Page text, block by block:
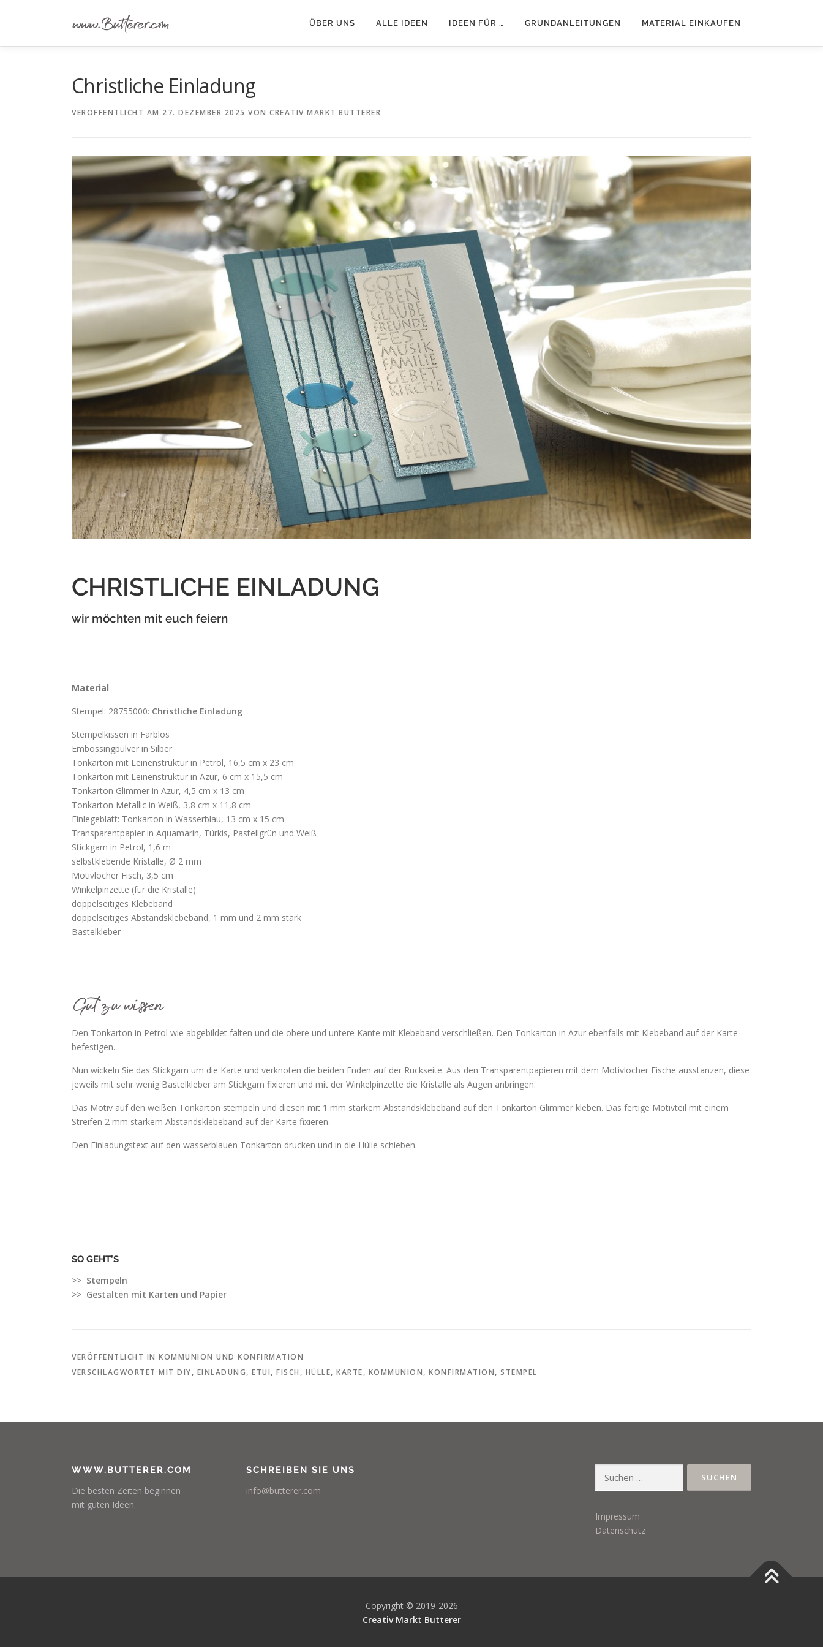
ÜBER UNS ALLE IDEEN IDEEN FÜR … GRUNDANLEITUNGEN MATERIAL EINKAUFEN
Christliche Einladung
VERÖFFENTLICHT AM 27. DEZEMBER 2025 VON CREATIV MARKT BUTTERER
CHRISTLICHE EINLADUNG
wir möchten mit euch feiern
Material
Stempel: 28755000: Christliche Einladung
Stempelkissen in Farblos
Embossingpulver in Silber
Tonkarton mit Leinenstruktur in Petrol, 16,5 cm x 23 cm
Tonkarton mit Leinenstruktur in Azur, 6 cm x 15,5 cm
Tonkarton Glimmer in Azur, 4,5 cm x 13 cm
Tonkarton Metallic in Weiß, 3,8 cm x 11,8 cm
Einlegeblatt: Tonkarton in Wasserblau, 13 cm x 15 cm
Transparentpapier in Aquamarin, Türkis, Pastellgrün und Weiß
Stickgarn in Petrol, 1,6 m
selbstklebende Kristalle, Ø 2 mm
Motivlocher Fisch, 3,5 cm
Winkelpinzette (für die Kristalle)
doppelseitiges Klebeband
doppelseitiges Abstandsklebeband, 1 mm und 2 mm stark
Bastelkleber
Den Tonkarton in Petrol wie abgebildet falten und die obere und untere Kante mit Klebeband verschließen. Den Tonkarton in Azur ebenfalls mit Klebeband auf der Karte
befestigen.
Nun wickeln Sie das Stickgarn um die Karte und verknoten die beiden Enden auf der Rückseite. Aus den Transparentpapieren mit dem Motivlocher Fische ausstanzen, diese
jeweils mit sehr wenig Bastelkleber am Stickgarn fixieren und mit der Winkelpinzette die Kristalle als Augen anbringen.
Das Motiv auf den weißen Tonkarton stempeln und diesen mit 1 mm starkem Abstandsklebeband auf den Tonkarton Glimmer kleben. Das fertige Motivteil mit einem
Streifen 2 mm starkem Abstandsklebeband auf der Karte fixieren.
Den Einladungstext auf den wasserblauen Tonkarton drucken und in die Hülle schieben.
SO GEHT’S
>> Stempeln
>> Gestalten mit Karten und Papier
VERÖFFENTLICHT IN KOMMUNION UND KONFIRMATION
VERSCHLAGWORTET MIT DIY, EINLADUNG, ETUI, FISCH , HÜLLE, KARTE, KOMMUNION, KONFIRMATION, STEMPEL
WWW.BUTTERER.COM
Die besten Zeiten beginnen
mit guten Ideen.
SCHREIBEN SIE UNS
info@butterer.com
Impressum
Datenschutz
Copyright © 2019-2026
Creativ Markt Butterer